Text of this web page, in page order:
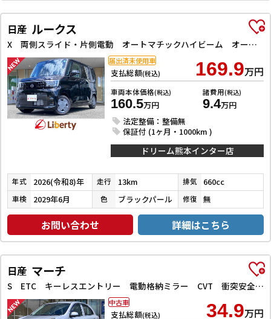
日産 ルークス
X 両側スライド・片側電動 オートマチックハイビーム オートライト スマートキー アイドリングストップ 電動格納ミラー ベンチシート CVT USB エアコン パワーステアリング パワーウィンドウ
支払総額(税込) 169.9万円
車両本体価格(税込)
160.5万円
諸費用(税込)
9.4万円
法定整備：整備無
保証付 (1ヶ月・1000km )
届出済未使用車
ドリーム熊本インター店
年式 2026(令和8)年 走行 13km 排気 660cc
車検 2029年6月 色 ブラックパール 修復 無
お問い合わせ 詳細はこちら
日産 マーチ
S ETC キーレスエントリー 電動格納ミラー CVT 衝突安全ボディ ABS ESC エアコン パワーステアリング パワーウィンドウ
支払総額(税込) 34.9万円
中古車